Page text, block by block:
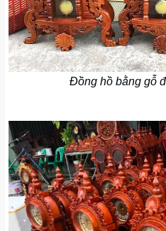
Đồng hồ bằng gỗ